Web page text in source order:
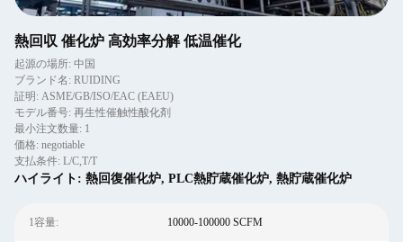
熱回収 催化炉 高効率分解 低温催化
起源の場所: 中国
ブランド名: RUIDING
証明: ASME/GB/ISO/EAC (EAEU)
モデル番号: 再生性催触性酸化剤
最小注文数量: 1
価格: negotiable
支払条件: L/C,T/T
ハイライト: 熱回復催化炉, PLC熱貯蔵催化炉, 熱貯蔵催化炉
1容量: 10000-100000 SCFM